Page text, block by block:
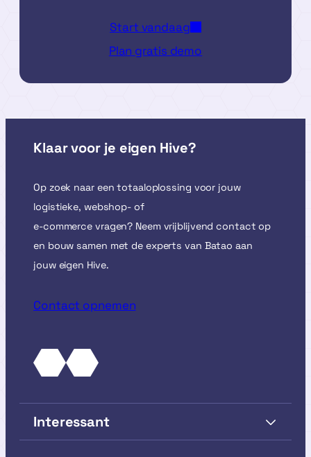
Start vandaag
Plan gratis demo
Klaar voor je eigen Hive?
Op zoek naar een totaaloplossing voor jouw
logistieke, webshop- of
e-commerce vragen? Neem vrijblijvend contact op
en bouw samen met de experts van Batao aan
jouw eigen Hive.
Contact opnemen
Interessant